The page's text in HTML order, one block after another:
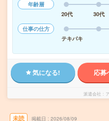
年齢層
20代
30代
仕事の仕方
テキパキ
気になる! 応募
派遣会社
未読 掲載日 2026/08/09